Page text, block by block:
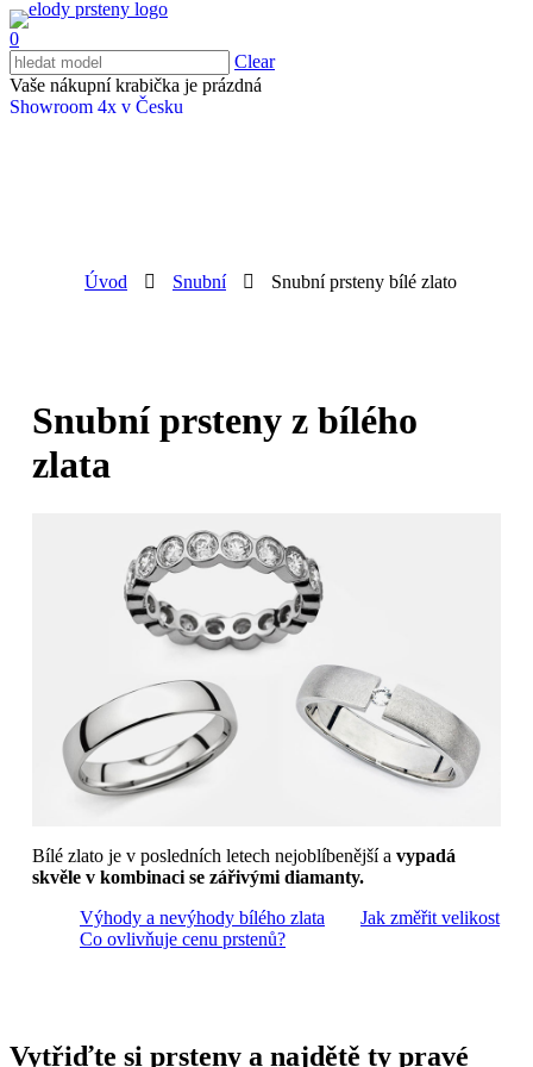
0
Clear
Vaše nákupní krabička je prázdná
Showroom 4x v Česku
Úvod Snubní Snubní prsteny bílé zlato
Snubní prsteny z bílého
zlata
Bílé zlato je v posledních letech nejoblíbenější a vypadá
skvěle v kombinaci se zářivými diamanty.
Výhody a nevýhody bílého zlata
Jak změřit velikost
Co ovlivňuje cenu prstenů?
Vytřiďte si prsteny a najdětě ty pravé